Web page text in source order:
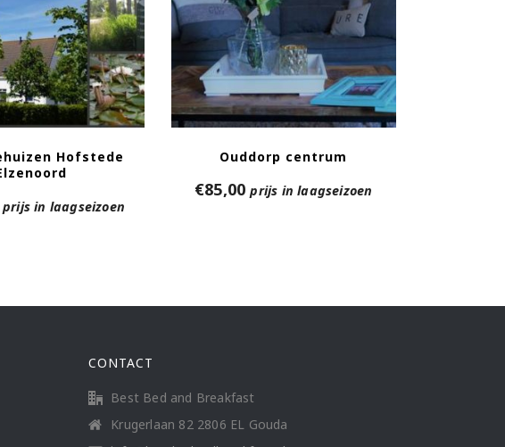
Hofstede
prijs in laagseizoen
Ouddorp centrum
€85,00 prijs in laagseizoen
CONTACT
Best Bed and Breakfast
Krugerlaan 82 2806 EL Gouda